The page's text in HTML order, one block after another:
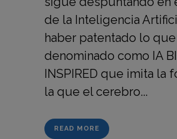
de la Inteligencia
haber patentado lo que
denominado como IA
INSPIRED que imita la
la que el cerebro...
READ MORE